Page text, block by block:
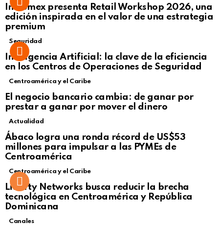
Intcomex presenta Retail Workshop 2026, una
edición inspirada en el valor de una estrategia
premium
Seguridad
Inteligencia Artificial: la clave de la eficiencia
en los Centros de Operaciones de Seguridad
Centroamérica y el Caribe
El negocio bancario cambia: de ganar por
prestar a ganar por mover el dinero
Not Safe For Work
Click to view this post
Actualidad
Ábaco logra una ronda récord de US$53
millones para impulsar a las PYMEs de
Centroamérica
Centroamérica y el Caribe
Liberty Networks busca reducir la brecha
tecnológica en Centroamérica y República
Dominicana
Canales